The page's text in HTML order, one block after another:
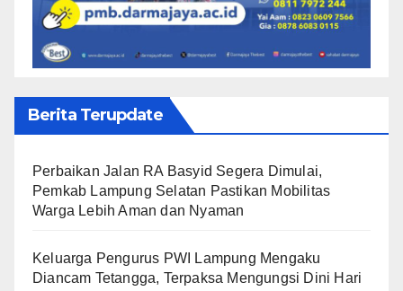
Berita Terupdate
Perbaikan Jalan RA Basyid Segera Dimulai,
Pemkab Lampung Selatan Pastikan Mobilitas
Warga Lebih Aman dan Nyaman
Keluarga Pengurus PWI Lampung Mengaku
Diancam Tetangga, Terpaksa Mengungsi Dini Hari